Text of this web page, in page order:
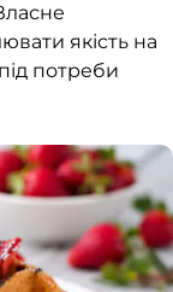
якість на
потреби